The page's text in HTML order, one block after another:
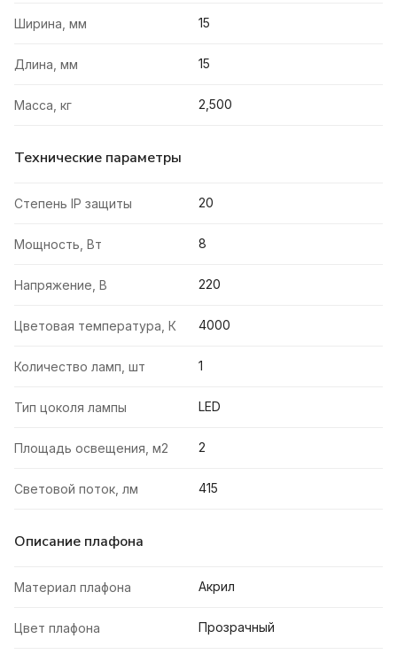
Ширина, мм 15
Длина, мм 15
Масса, кг 2,500
Технические параметры
Степень IP защиты 20
Мощность, Вт 8
Напряжение, В 220
Цветовая температура, К 4000
Количество ламп, шт 1
Тип цоколя лампы LED
Площадь освещения, м2 2
Световой поток, лм 415
Описание плафона
Материал плафона Акрил
Цвет плафона Прозрачный